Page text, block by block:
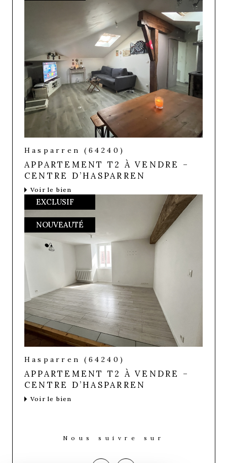
Hasparren (64240)
APPARTEMENT T2 À VENDRE –
CENTRE D’HASPARREN
Voir le bien
EXCLUSIF
NOUVEAUTÉ
Hasparren (64240)
APPARTEMENT T2 À VENDRE –
CENTRE D’HASPARREN
Voir le bien
Nous suivre sur